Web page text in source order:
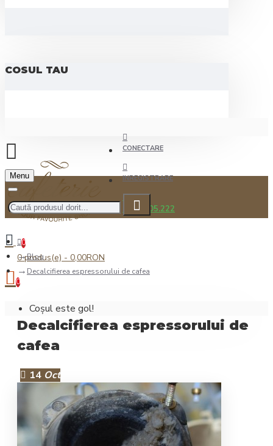
COSUL TAU
CONECTARE
INREGISTRARE
0722.505.222
Menu
0
0 produs(e) - 0,00RON
0
Coșul este gol!
Blog
Decalcifierea espressorului de cafea
Decalcifierea espressorului de
cafea
14 Oct